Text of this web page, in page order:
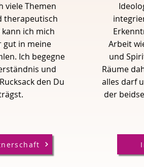
viele Themen
therapeutisch
ich mich
gut in meine
Ich begegne
und
den Du
Arbeit
und
Räume
alles darf
der